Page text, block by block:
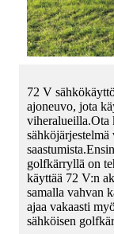
72 V
ajoneuvo, jota
viheralueilla.Ota
sähköjärjestelmä
golfkärryllä on
käyttää 72 V:n
samalla vahvan
ajaa vakaasti
sähköisen